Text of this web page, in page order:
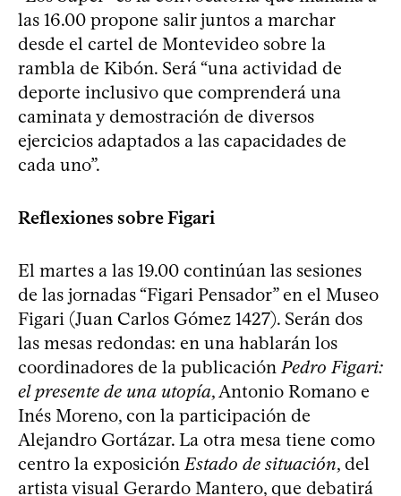
las 16.00 propone salir juntos a marchar
desde el cartel de Montevideo sobre la
rambla de Kibón. Será “una actividad de
deporte inclusivo que comprenderá una
caminata y demostración de diversos
ejercicios adaptados a las capacidades de
cada uno”.
Reflexiones sobre Figari
El martes a las 19.00 continúan las sesiones
de las jornadas “Figari Pensador” en el Museo
Figari (Juan Carlos Gómez 1427). Serán dos
las mesas redondas: en una hablarán los
coordinadores de la publicaciónPedro Figari:
el presente de una utopía, Antonio Romano e
Inés Moreno, con la participación de
Alejandro Gortázar. La otra mesa tiene como
centro la exposiciónEstado de situación, del
artista visual Gerardo Mantero, que debatirá